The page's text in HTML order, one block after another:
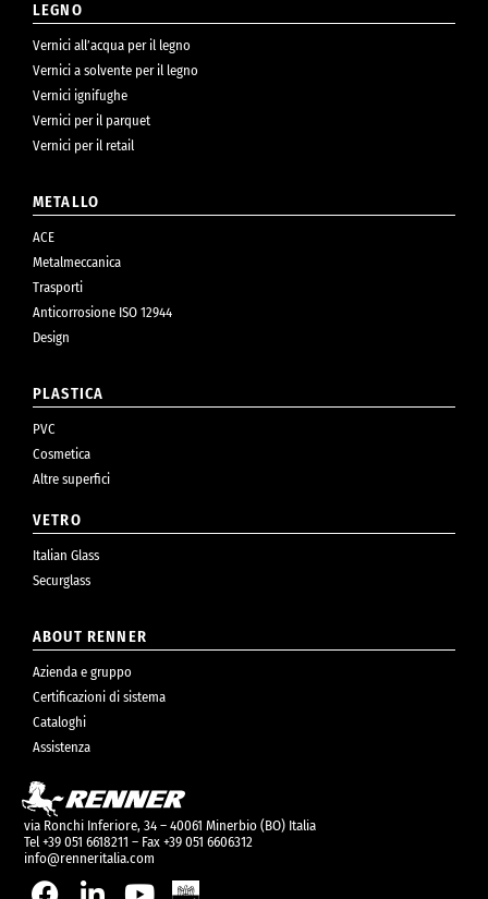
LEGNO
Vernici all’acqua per il legno
Vernici a solvente per il legno
Vernici ignifughe
Vernici per il parquet
Vernici per il retail
METALLO
ACE
Metalmeccanica
Trasporti
Anticorrosione ISO 12944
Design
PLASTICA
PVC
Cosmetica
Altre superfici
VETRO
Italian Glass
Securglass
ABOUT RENNER
Azienda e gruppo
Certificazioni di sistema
Cataloghi
Assistenza
via Ronchi Inferiore, 34 – 40061 Minerbio (BO) Italia
Tel +39 051 6618211 – Fax +39 051 6606312
info@renneritalia.com